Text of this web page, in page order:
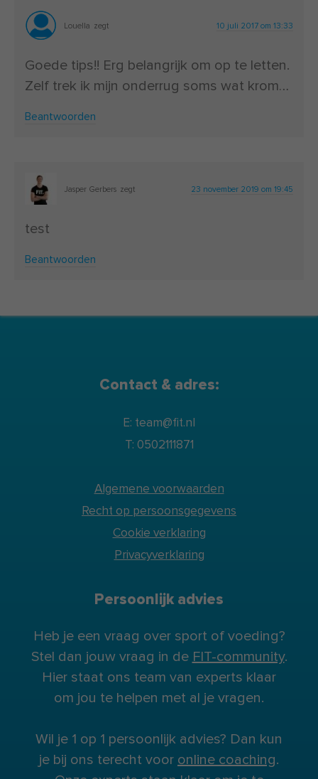
Louella zegt 10 juli 2017 om 13:33
Goede tips!! Erg belangrijk om op te letten.
Zelf trek ik mijn onderrug soms wat krom…
Beantwoorden
Jasper Gerbers zegt 23 november 2019 om 19:45
test
Beantwoorden
Contact & adres:
E: team@fit.nl
T: 0502111871
Algemene voorwaarden
Recht op persoonsgegevens
Cookie verklaring
Privacyverklaring
Persoonlijk advies
Heb je een vraag over sport of voeding?
Stel dan jouw vraag in de FIT-community.
Hier staat ons team van experts klaar
om jou te helpen met al je vragen.
Wil je 1 op 1 persoonlijk advies? Dan kun
je bij ons terecht voor online coaching.